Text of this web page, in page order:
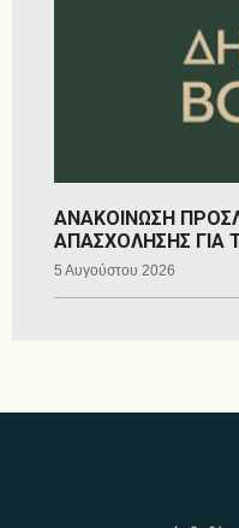
ΑΝΑΚΟΙΝΩΣΗ
ΑΠΑΣΧΟΛΗΣΗΣ ΓΙΑ
5 Αυγούστου 2026